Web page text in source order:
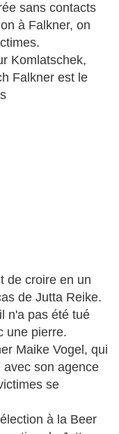
sans contacts
à Falkner, on
Komlatschek,
Falkner est le
de croire en un
de Jutta Reike.
n'a pas été tué
une pierre.
Maike Vogel, qui
son agence
se
à la Beer